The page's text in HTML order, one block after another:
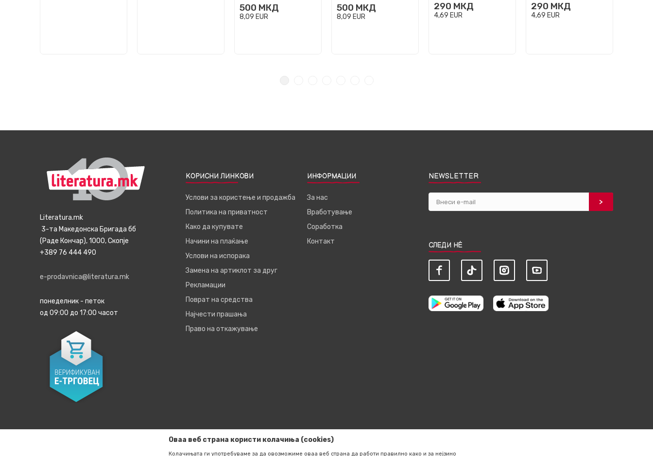
500 МКД
8,09 EUR
500 МКД
8,09 EUR
290 МКД
4,69 EUR
290 МКД
4,69 EUR
Literatura.mk
3-та Македонска Бригада бб
(Раде Кончар), 1000, Скопје
+389 76 444 490
e-prodavnica@literatura.mk
понеделник - петок
од 09:00 до 17:00 часот
КОРИСНИ ЛИНКОВИ
Услови за користење и продажба
Политика на приватност
Како да купувате
Начини на плаќање
Услови на испорака
Замена на артиклот за друг
Рекламации
Поврат на средства
Најчести прашања
Право на откажување
ИНФОРМАЦИИ
За нас
Вработување
Соработка
Контакт
NEWSLETTER
СЛЕДИ НЀ
Оваа веб страна користи колачиња (cookies)
Колачињата ги употребуваме за да овозможиме оваа веб страна да работи правилно како и за нејзино